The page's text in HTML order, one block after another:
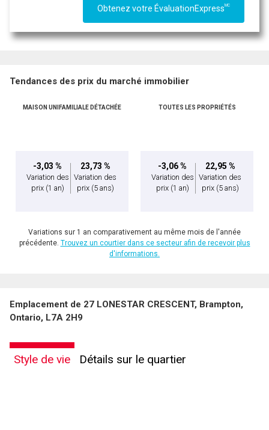
Obtenez votre ÉvaluationExpressMC
Tendances des prix du marché immobilier
MAISON UNIFAMILIALE DÉTACHÉE
-3,03 %
Variation des
prix (1 an)
23,73 %
Variation des
prix (5 ans)
TOUTES LES PROPRIÉTÉS
-3,06 %
Variation des
prix (1 an)
22,95 %
Variation des
prix (5 ans)
Variations sur 1 an comparativement au même mois de l'année
précédente. Trouvez un courtier dans ce secteur afin de recevoir plus
d'informations.
Emplacement de 27 LONESTAR CRESCENT, Brampton,
Ontario, L7A 2H9
Style de vie Détails sur le quartier